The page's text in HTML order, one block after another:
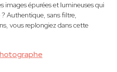
images épurées et lumineuses qui
Authentique, sans filtre,
vous replongiez dans cette